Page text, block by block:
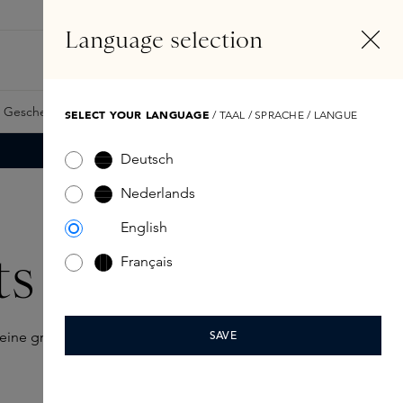
Samples Skins Exclusives Skins Boxen
große Auswahl der raffiniertesten Mini-Parfümsets von
Language selection
SELECT YOUR LANGUAGE / TAAL / SPRACHE / LANGUE
Deutsch
Nederlands
English
Français
SAVE